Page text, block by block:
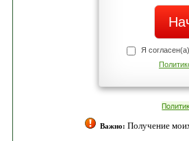
Я
Важно: Получение